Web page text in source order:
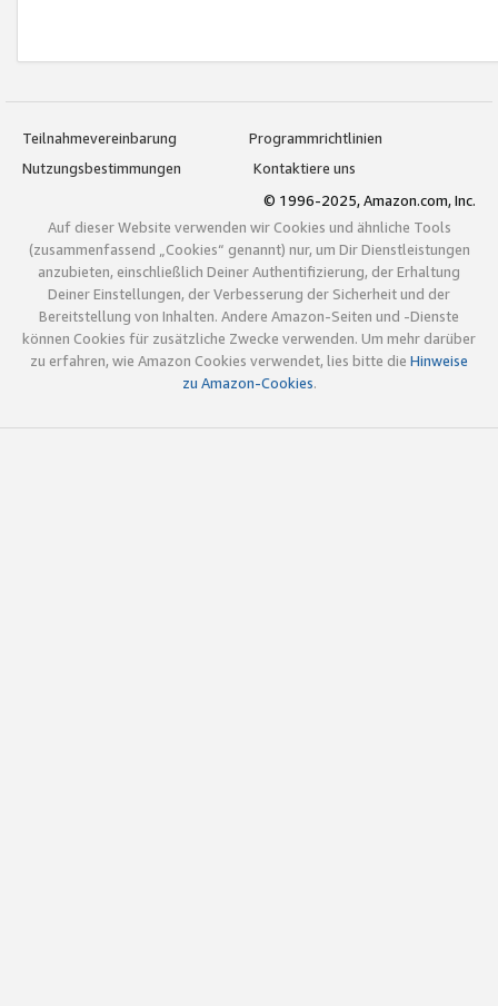
Teilnahmevereinbarung
Programmrichtlinien
Nutzungsbestimmungen
Kontaktiere uns
© 1996-2025, Amazon.com, Inc.
Auf dieser Website verwenden wir Cookies und ähnliche Tools
(zusammenfassend „Cookies“ genannt) nur, um Dir Dienstleistungen
anzubieten, einschließlich Deiner Authentifizierung, der Erhaltung
Deiner Einstellungen, der Verbesserung der Sicherheit und der
Bereitstellung von Inhalten. Andere Amazon-Seiten und -Dienste
können Cookies für zusätzliche Zwecke verwenden. Um mehr darüber
zu erfahren, wie Amazon Cookies verwendet, lies bitte die Hinweise
zu Amazon-Cookies.